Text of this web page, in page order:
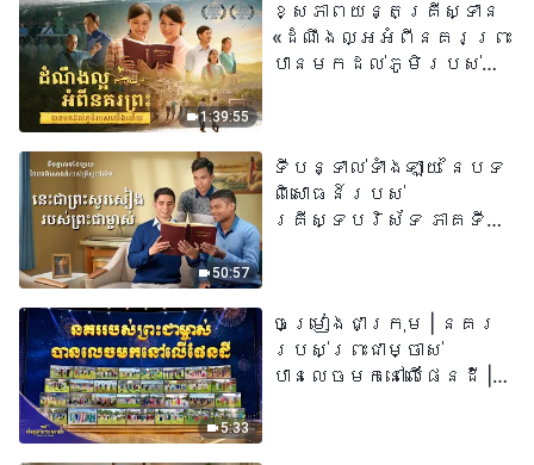
1:39:55
ខ្សែភាពយន្តគ្រីស្ទាន
«ដំណឹងល្អអំពីនគរព្រះ
បានមកដល់​ភូមិរបស់
50:57
ទីបន្ទាល់ទាំងឡាយ នៃបទ
ពិសោធន៍របស់
គ្រីស្ទបរិស័ទ ភាគទី
5:33
ចម្រៀងជាក្រុម | នគរ
របស់ព្រះជាម្ចាស់
បានលេចមកនៅលើផែនដី |